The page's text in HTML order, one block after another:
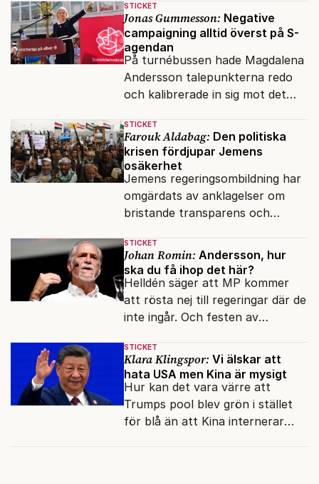
och förföljelse.
STICKET
Jonas Gummesson: Negative
campaigning alltid överst på S-
agendan
På turnébussen hade Magdalena
Andersson talepunkterna redo
och kalibrerade in sig mot det
robot.
STICKET
Farouk Aldabag: Den politiska
krisen fördjupar Jemens
osäkerhet
Jemens regeringsombildning har
omgärdats av anklagelser om
bristande transparens och
internationella biståndsmedel.
STICKET
Johan Romin: Andersson, hur
ska du få ihop det här?
Helldén säger att MP kommer
att rösta nej till regeringar där de
inte ingår. Och festen av
betalas med lån.
STICKET
Klara Klingspor: Vi älskar att
hata USA men Kina är mysigt
Hur kan det vara värre att
Trumps pool blev grön i stället
för blå än att Kina internerar